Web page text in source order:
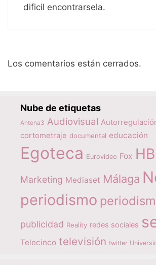
dificil encontrarsela.
Los comentarios están cerrados.
Nube de etiquetas
Antena3 Audiovisual
cortometraje documental educación
Egoteca Eurovideo Fox
Marketing Mediaset Málaga
periodismo
publicidad Reality redes sociales
Telecinco televisión twitter